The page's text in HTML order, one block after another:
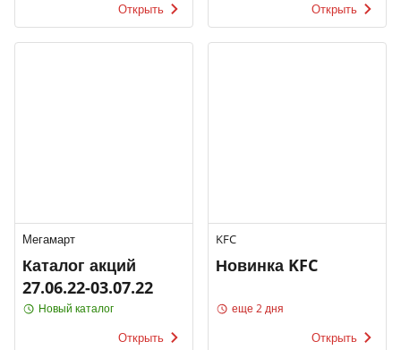
Открыть Открыть
Мегамарт
Каталог акций
27.06.22-03.07.22
Новый каталог
Открыть
KFC
Новинка KFC
еще 2 дня
Открыть